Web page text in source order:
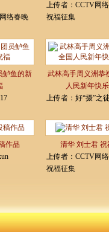
络春晚
上传者： CCTV网
祝福征集
鲈鱼的新
武林高手周义洲恭
人民新年快乐
上传者： 好“摄”之
作品
清华 刘士君 祝
上传者： CCTV网
祝福征集